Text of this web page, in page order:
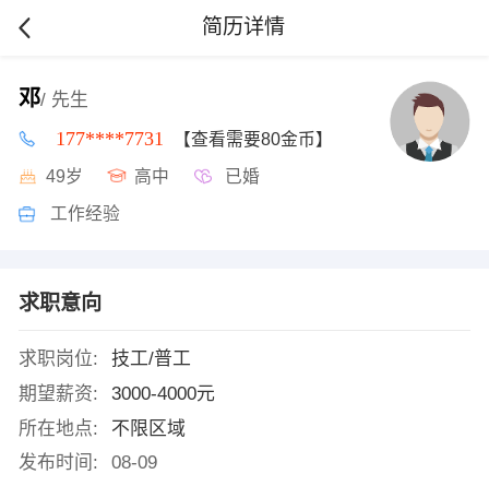
简历详情
邓/ 先生
177****7731 【查看需要80金币】
49岁 高中 已婚
工作经验
求职意向
求职岗位:
技工/普工
期望薪资:
3000-4000元
所在地点:
不限区域
发布时间:
08-09